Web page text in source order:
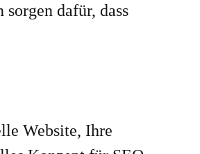
dafür, dass
Website, Ihre